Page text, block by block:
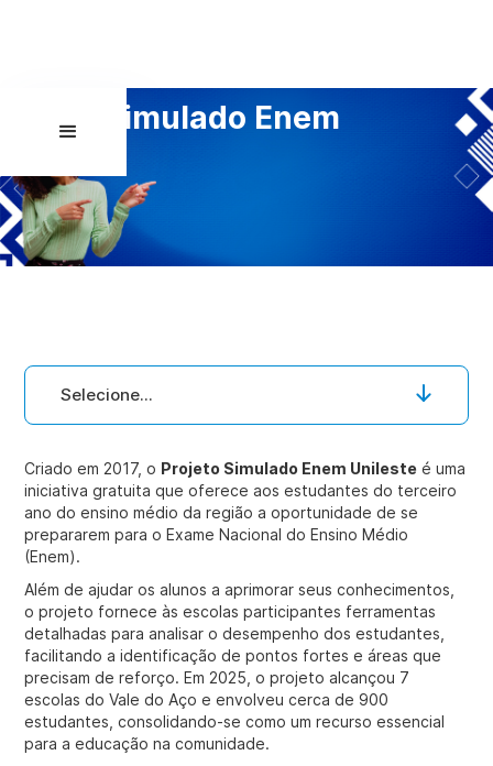
Simulado Enem
Selecione...
Criado em 2017, o Projeto Simulado Enem Unileste é uma
iniciativa gratuita que oferece aos estudantes do terceiro
ano do ensino médio da região a oportunidade de se
prepararem para o Exame Nacional do Ensino Médio
(Enem).
Além de ajudar os alunos a aprimorar seus conhecimentos,
o projeto fornece às escolas participantes ferramentas
detalhadas para analisar o desempenho dos estudantes,
facilitando a identificação de pontos fortes e áreas que
precisam de reforço. Em 2025, o projeto alcançou 7
escolas do Vale do Aço e envolveu cerca de 900
estudantes, consolidando-se como um recurso essencial
para a educação na comunidade.